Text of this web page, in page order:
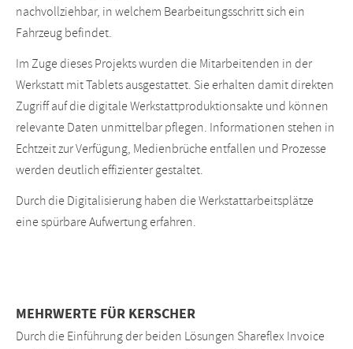
nachvollziehbar, in welchem Bearbeitungsschritt sich ein
Fahrzeug befindet.
Im Zuge dieses Projekts wurden die Mitarbeitenden in der
Werkstatt mit Tablets ausgestattet. Sie erhalten damit direkten
Zugriff auf die digitale Werkstattproduktionsakte und können
relevante Daten unmittelbar pflegen. Informationen stehen in
Echtzeit zur Verfügung, Medienbrüche entfallen und Prozesse
werden deutlich effizienter gestaltet.
Durch die Digitalisierung haben die Werkstattarbeitsplätze
eine spürbare Aufwertung erfahren.
MEHRWERTE FÜR KERSCHER
Durch die Einführung der beiden Lösungen Shareflex Invoice